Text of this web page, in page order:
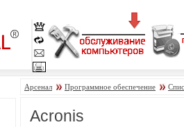
Арсенал Программное обеспечение
Acronis